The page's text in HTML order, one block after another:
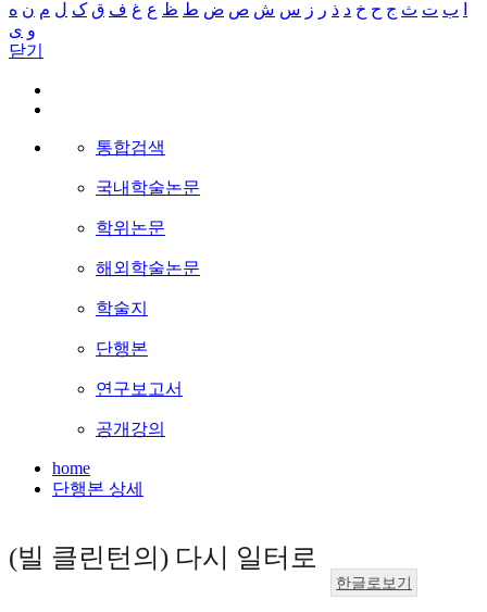
ب ت ث ج ح خ د ذ ر ز س ش ص ض ط ظ ع غ ف ق ک ل م ن ه
و ی
닫기
통합검색
국내학술논문
학위논문
해외학술논문
학술지
단행본
연구보고서
공개강의
home
단행본 상세
(빌 클린턴의) 다시 일터로
한글로보기